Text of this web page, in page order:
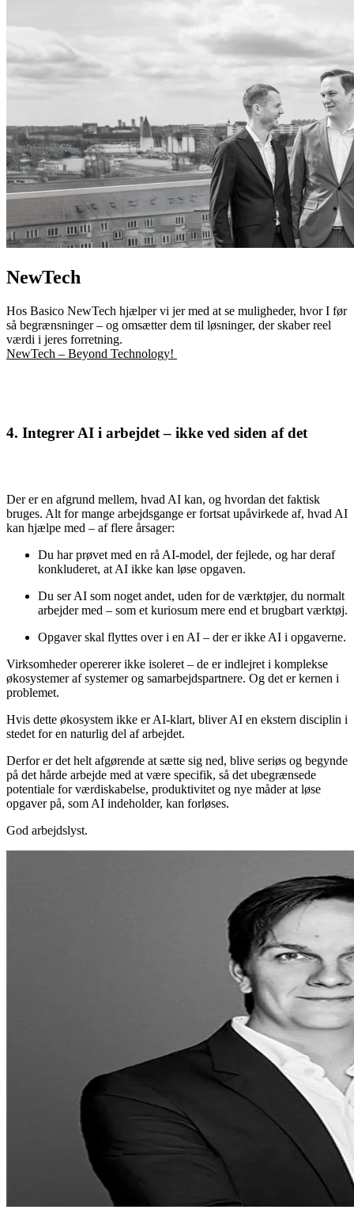
NewTech
Hos Basico NewTech hjælper vi jer med at se muligheder, hvor I før
så begrænsninger – og omsætter dem til løsninger, der skaber reel
værdi i jeres forretning.
NewTech – Beyond Technology!
4. Integrer AI i arbejdet – ikke ved siden af det
Der er en afgrund mellem, hvad AI kan, og hvordan det faktisk
bruges. Alt for mange arbejdsgange er fortsat upåvirkede af, hvad AI
kan hjælpe med – af flere årsager:
Du har prøvet med en rå AI-model, der fejlede, og har deraf
konkluderet, at AI ikke kan løse opgaven.
Du ser AI som noget andet, uden for de værktøjer, du normalt
arbejder med ‒ som et kuriosum mere end et brugbart værktøj.
Opgaver skal flyttes over i en AI – der er ikke AI i opgaverne.
Virksomheder opererer ikke isoleret – de er indlejret i komplekse
økosystemer af systemer og samarbejdspartnere. Og det er kernen i
problemet.
Hvis dette økosystem ikke er AI-klart, bliver AI en ekstern disciplin i
stedet for en naturlig del af arbejdet.
Derfor er det helt afgørende at sætte sig ned, blive seriøs og begynde
på det hårde arbejde med at være specifik, så det ubegrænsede
potentiale for værdiskabelse, produktivitet og nye måder at løse
opgaver på, som AI indeholder, kan forløses.
God arbejdslyst.